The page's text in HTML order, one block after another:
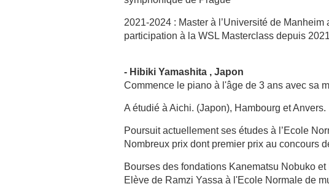
2021-2024 : Master à l’Université de
participation à la WSL Masterclass depuis 2021
- Hibiki Yamashita , Japon
Commence le piano à l'âge de 3 ans avec sa
A étudié à Aichi. (Japon), Hambourg et Anvers.
Poursuit actuellement ses études à l’Ecole
Nombreux prix dont premier prix au concours
Bourses des fondations Kanematsu Nobuko et
Elève de Ramzi Yassa à l'Ecole Normale de